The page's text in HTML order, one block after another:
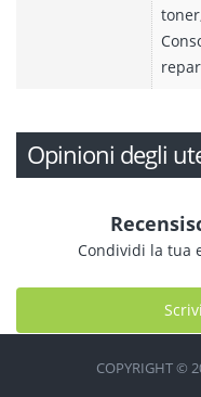
Opinioni degli
Condividi la tua
COPYRIGHT ©